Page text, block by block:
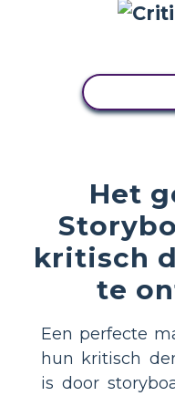
Het
kritisch
te
Een perfecte
hun kritisch
is door